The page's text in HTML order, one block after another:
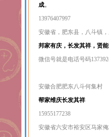
成。
13976407997
安徽省，肥东县，八斗镇
邦家有庆，长发其祥，贤
微信号就是电话号码
安徽合肥肥东八斗何集村
帮家维庆长发其祥
15955177238
安徽省六安市裕安区马家